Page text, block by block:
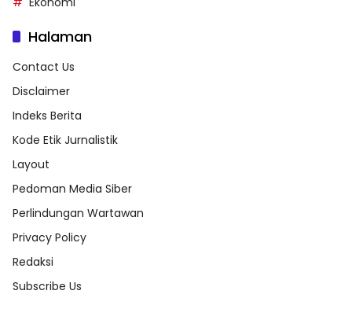
Halaman
Contact Us
Disclaimer
Indeks Berita
Kode Etik Jurnalistik
Layout
Pedoman Media Siber
Perlindungan Wartawan
Privacy Policy
Redaksi
Subscribe Us